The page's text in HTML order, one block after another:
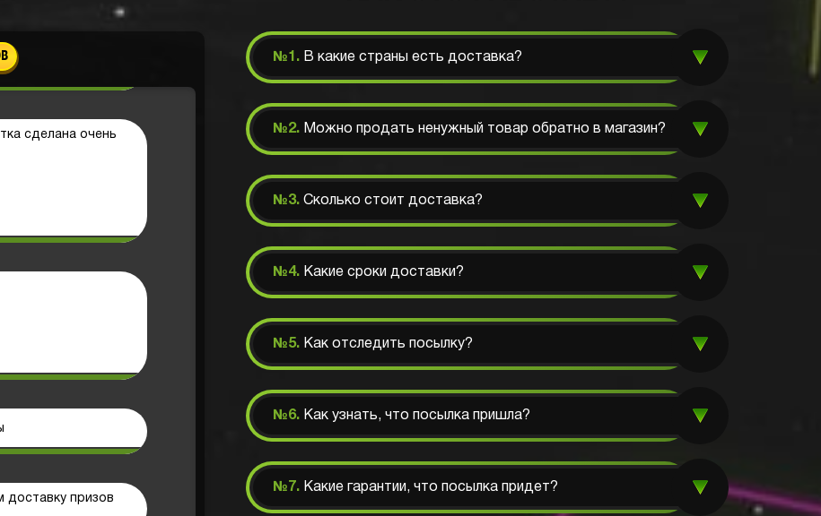
потом еще дешевая
парочку
сделана очень
доставку призов
№1. В какие страны есть доставка?
№2. Можно продать ненужный товар обратно в магазин?
№3. Сколько стоит доставка?
№4. Какие сроки доставки?
№5. Как отследить посылку?
№6. Как узнать, что посылка пришла?
№7. Какие гарантии, что посылка придет?